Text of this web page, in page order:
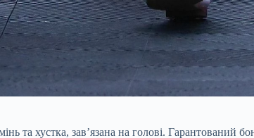
та хустка, завʼязана на голові. Гарантований